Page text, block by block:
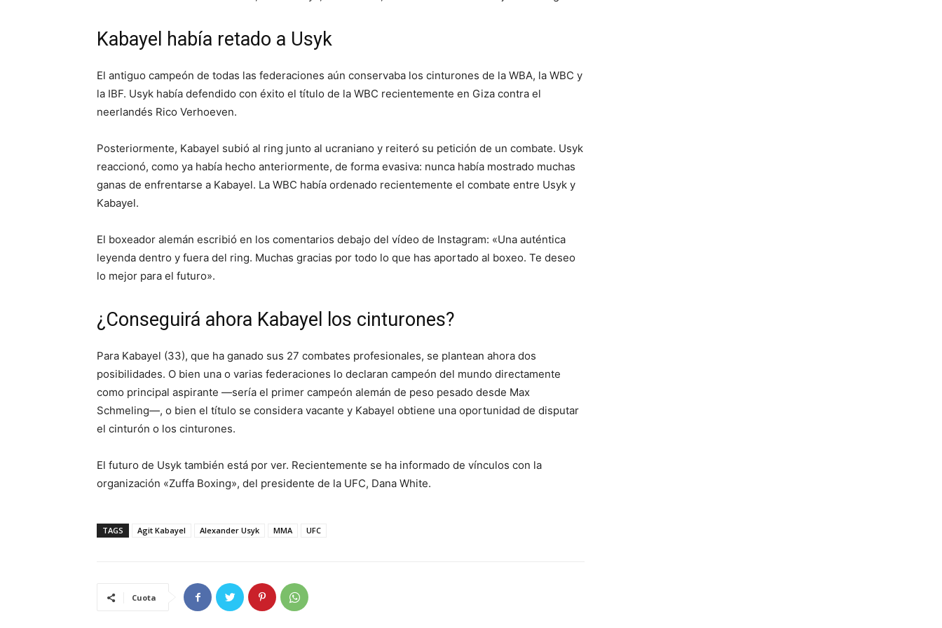
Kabayel había retado a Usyk
El antiguo campeón de todas las federaciones aún conservaba los cinturones de la WBA, la WBC y
la IBF. Usyk había defendido con éxito el título de la WBC recientemente en Giza contra el
neerlandés Rico Verhoeven.
Posteriormente, Kabayel subió al ring junto al ucraniano y reiteró su petición de un combate. Usyk
reaccionó, como ya había hecho anteriormente, de forma evasiva: nunca había mostrado muchas
ganas de enfrentarse a Kabayel. La WBC había ordenado recientemente el combate entre Usyk y
Kabayel.
El boxeador alemán escribió en los comentarios debajo del vídeo de Instagram: «Una auténtica
leyenda dentro y fuera del ring. Muchas gracias por todo lo que has aportado al boxeo. Te deseo
lo mejor para el futuro».
¿Conseguirá ahora Kabayel los cinturones?
Para Kabayel (33), que ha ganado sus 27 combates profesionales, se plantean ahora dos
posibilidades. O bien una o varias federaciones lo declaran campeón del mundo directamente
como principal aspirante —sería el primer campeón alemán de peso pesado desde Max
Schmeling—, o bien el título se considera vacante y Kabayel obtiene una oportunidad de disputar
el cinturón o los cinturones.
El futuro de Usyk también está por ver. Recientemente se ha informado de vínculos con la
organización «Zuffa Boxing», del presidente de la UFC, Dana White.
TAGS Agit Kabayel Alexander Usyk MMA UFC
Cuota